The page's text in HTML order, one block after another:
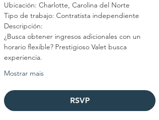
Ubicación: Charlotte, Carolina del Norte
Tipo de trabajo: Contratista independiente
Descripción:
¿Busca obtener ingresos adicionales con un
horario flexible? Prestigioso Valet busca
experiencia.
Mostrar mais
RSVP